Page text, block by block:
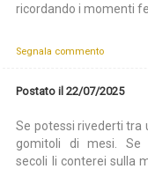
ricordando i momenti
Segnala commento
Postato il 22/07/2025
Se potessi rivederti tra
gomitoli di mesi. Se
secoli li conterei sulla